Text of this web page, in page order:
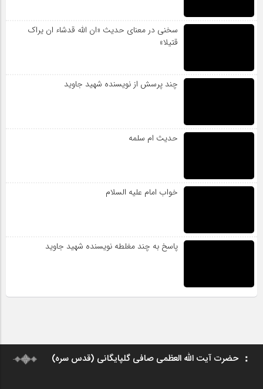
سخنی در معنای حدیث «ان الله قدشاء ان یراک
قتیلا»
چند پرسش از نویسنده شهید جاوید
حدیث ام سلمه
خواب امام علیه السلام
پاسخ به چند مغلطه نویسنده شهید جاوید
حضرت آیت الله العظمی صافی گلپایگانی (قدس سره)